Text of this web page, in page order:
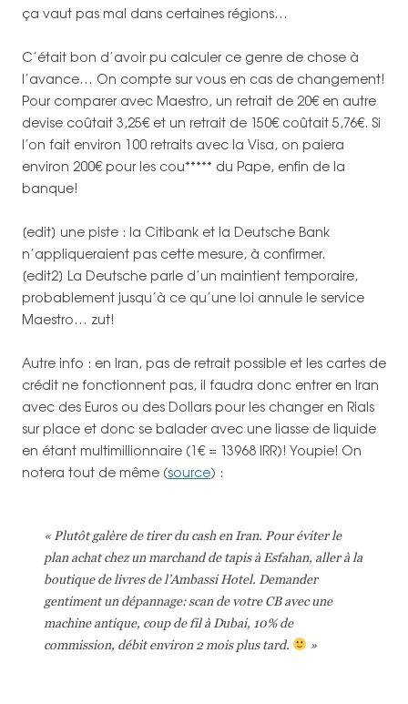
ça vaut pas mal dans certaines régions…
C’était bon d’avoir pu calculer ce genre de chose à
l’avance… On compte sur vous en cas de changement!
Pour comparer avec Maestro, un retrait de 20€ en autre
devise coûtait 3,25€ et un retrait de 150€ coûtait 5,76€. Si
l’on fait environ 100 retraits avec la Visa, on paiera
environ 200€ pour les cou***** du Pape, enfin de la
banque!
[edit] une piste : la Citibank et la Deutsche Bank
n’appliqueraient pas cette mesure, à confirmer.
[edit2] La Deutsche parle d’un maintient temporaire,
probablement jusqu’à ce qu’une loi annule le service
Maestro… zut!
Autre info : en Iran, pas de retrait possible et les cartes de
crédit ne fonctionnent pas, il faudra donc entrer en Iran
avec des Euros ou des Dollars pour les changer en Rials
sur place et donc se balader avec une liasse de liquide
en étant multimillionnaire (1€ = 13968 IRR)! Youpie! On
notera tout de même (source) :
« Plutôt galère de tirer du cash en Iran. Pour éviter le
plan achat chez un marchand de tapis à Esfahan, aller à la
boutique de livres de l’Ambassi Hotel. Demander
gentiment un dépannage: scan de votre CB avec une
machine antique, coup de fil à Dubai, 10% de
commission, débit environ 2 mois plus tard.
»